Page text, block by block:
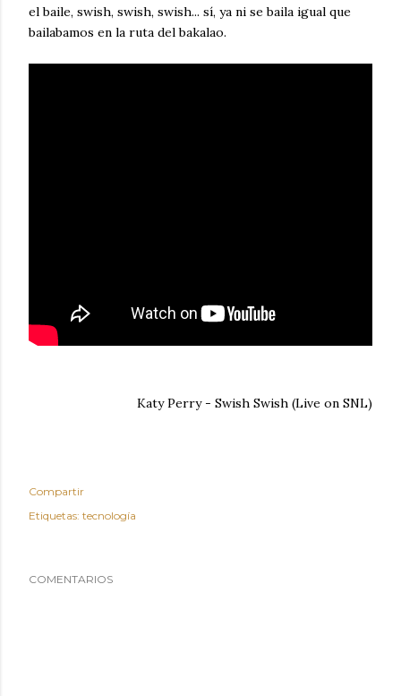
el baile, swish, swish, swish... sí, ya ni se baila igual que
bailabamos en la ruta del bakalao.
Katy Perry - Swish Swish (Live on SNL)
Compartir
Etiquetas: tecnología
COMENTARIOS